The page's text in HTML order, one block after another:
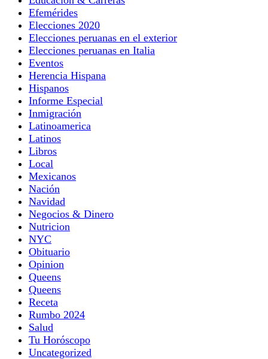
Efemérides
Elecciones 2020
Elecciones peruanas en el exterior
Elecciones peruanas en Italia
Eventos
Herencia Hispana
Hispanos
Informe Especial
Inmigración
Latinoamerica
Latinos
Libros
Local
Mexicanos
Nación
Navidad
Negocios & Dinero
Nutricion
NYC
Obituario
Opinion
Queens
Queens
Receta
Rumbo 2024
Salud
Tu Horóscopo
Uncategorized